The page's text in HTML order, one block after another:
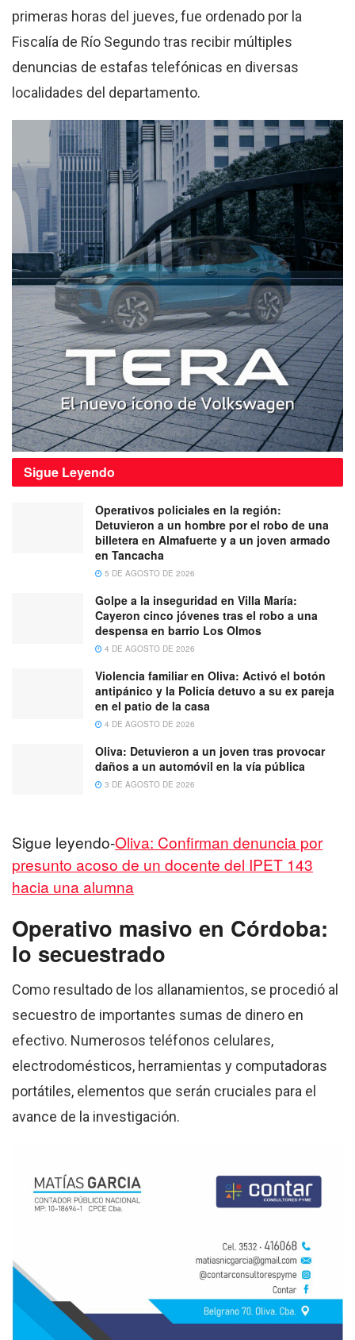
primeras horas del jueves, fue ordenado por la
Fiscalía de Río Segundo tras recibir múltiples
denuncias de estafas telefónicas en diversas
localidades del departamento.
Sigue Leyendo
Operativos policiales en la región:
Detuvieron a un hombre por el robo de una
billetera en Almafuerte y a un joven armado
en Tancacha
5 DE AGOSTO DE 2026
Golpe a la inseguridad en Villa María:
Cayeron cinco jóvenes tras el robo a una
despensa en barrio Los Olmos
4 DE AGOSTO DE 2026
Violencia familiar en Oliva: Activó el botón
antipánico y la Policía detuvo a su ex pareja
en el patio de la casa
4 DE AGOSTO DE 2026
Oliva: Detuvieron a un joven tras provocar
daños a un automóvil en la vía pública
3 DE AGOSTO DE 2026
Sigue leyendo-Oliva: Confirman denuncia por
presunto acoso de un docente del IPET 143
hacia una alumna
Operativo masivo en Córdoba:
lo secuestrado
Como resultado de los allanamientos, se procedió al
secuestro de importantes sumas de dinero en
efectivo. Numerosos teléfonos celulares,
electrodomésticos, herramientas y computadoras
portátiles, elementos que serán cruciales para el
avance de la investigación.